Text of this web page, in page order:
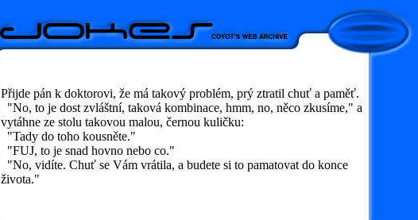
Přijde pán k doktorovi, že má takový problém, prý ztratil chuť a paměť.
"No, to je dost zvláštní, taková kombinace, hmm, no, něco zkusíme," a
vytáhne ze stolu takovou malou, černou kuličku:
"Tady do toho kousněte."
"FUJ, to je snad hovno nebo co."
"No, vidíte. Chuť se Vám vrátila, a budete si to pamatovat do konce
života."